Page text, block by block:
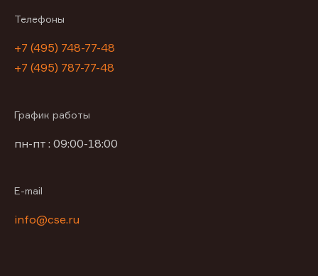
Телефоны
+7 (495) 748-77-48
+7 (495) 787-77-48
График работы
пн-пт : 09:00-18:00
E-mail
info@cse.ru